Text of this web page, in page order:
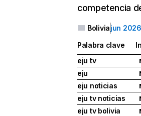
competencia
Boliviajun 2026
Palabra clave
eju tv
eju
eju noticias
eju tv noticias
eju tv bolivia